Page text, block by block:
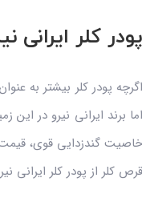
کلر ایرانی
پودر کلر بیشتر به
برند ایرانی نیرو در
گندزدایی قوی، قیمت
کلر از پودر کلر ایرانی